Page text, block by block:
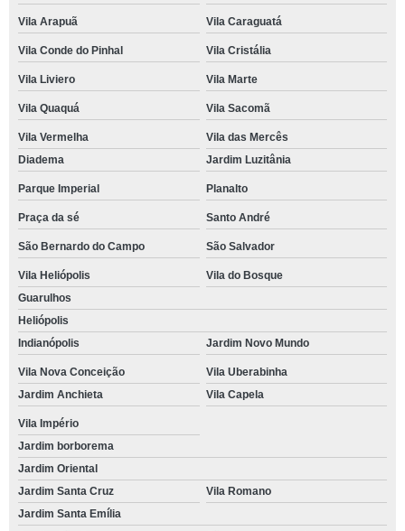
Vila Arapuã Vila Caraguatá
Vila Conde do Pinhal Vila Cristália
Vila Liviero Vila Marte
Vila Quaquá Vila Sacomã
Vila Vermelha
Vila das Mercês
Diadema
Jardim Luzitânia
Parque Imperial Planalto
Praça da sé Santo André
São Bernardo do Campo São Salvador
Vila Heliópolis
Vila do Bosque
Guarulhos
Heliópolis
Indianópolis
Jardim Novo Mundo
Vila Nova Conceição
Vila Uberabinha
Jardim Anchieta
Vila Capela
Vila Império
Jardim borborema
Jardim Oriental
Jardim Santa Cruz
Vila Romano
Jardim Santa Emília